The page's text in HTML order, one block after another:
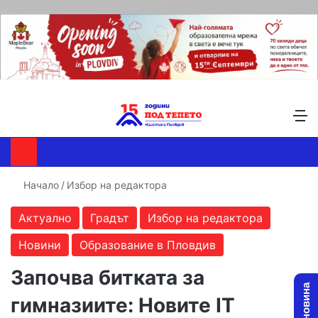
Начало / Избор на редактора
Актуално Градът
Избор на редактора
Новини
Образование в Пловдив
Започва битката за
гимназиите: Новите IT